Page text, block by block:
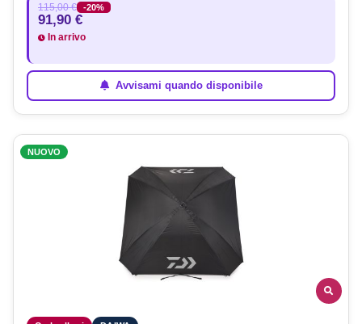
115,00 € -20%
91,90 €
In arrivo
Avvisami quando disponibile
NUOVO